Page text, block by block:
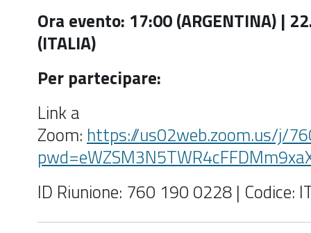
Ora evento: 17:00 (ARGENTINA) |
(ITALIA)
Per partecipare:
Link a
Zoom: https://us02web.zoom.us/j/
ID Riunione: 760 190 0228 | Codice: